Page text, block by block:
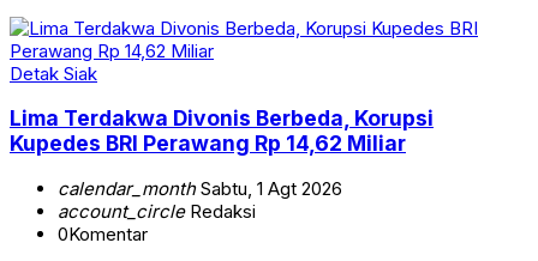
Detak Siak
Lima Terdakwa Divonis Berbeda, Korupsi
Kupedes BRI Perawang Rp 14,62 Miliar
calendar_monthSabtu, 1 Agt 2026
account_circleRedaksi
0Komentar